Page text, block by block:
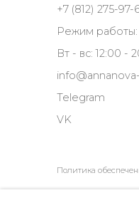
+7 (812) 275-97-
Режим работы:
Вт - вс: 12:00 -
Telegram
VK
Политика
COPYRIGHT © 2026